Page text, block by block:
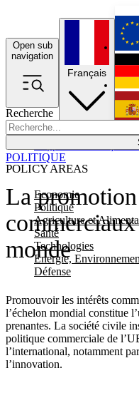
Open sub
navigation
Recherche
POLICY AREAS
Economie
Politique
Agriculture et
Santé
Technologies
Energie,
Défense
Français
La
monde
Promouvoir les intérêts
l’échelon mondial constitue
prenantes. La société civile
politique commerciale de
l’international, notamment
l’innovation.
POLITIQUE